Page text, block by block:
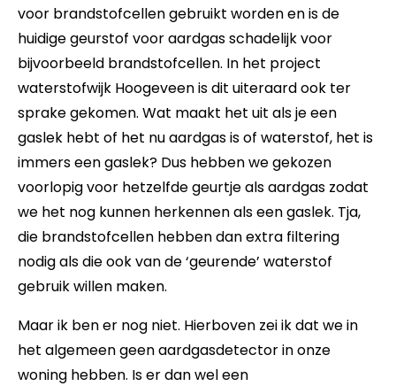
voor brandstofcellen gebruikt worden en is de
huidige geurstof voor aardgas schadelijk voor
bijvoorbeeld brandstofcellen. In het project
waterstofwijk Hoogeveen is dit uiteraard ook ter
sprake gekomen. Wat maakt het uit als je een
gaslek hebt of het nu aardgas is of waterstof, het is
immers een gaslek? Dus hebben we gekozen
voorlopig voor hetzelfde geurtje als aardgas zodat
we het nog kunnen herkennen als een gaslek. Tja,
die brandstofcellen hebben dan extra filtering
nodig als die ook van de ‘geurende’ waterstof
gebruik willen maken.
Maar ik ben er nog niet. Hierboven zei ik dat we in
het algemeen geen aardgasdetector in onze
woning hebben. Is er dan wel een